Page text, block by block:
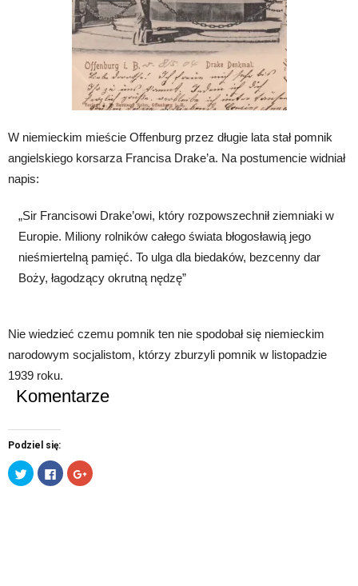
W niemieckim mieście Offenburg przez długie lata stał pomnik
angielskiego korsarza Francisa Drake’a. Na postumencie widniał
napis:
„Sir Francisowi Drake’owi, który rozpowszechnił ziemniaki w
Europie. Miliony rolników całego świata błogosławią jego
nieśmiertelną pamięć. To ulga dla biedaków, bezcenny dar
Boży, łagodzący okrutną nędzę”
Nie wiedzieć czemu pomnik ten nie spodobał się niemieckim
narodowym socjalistom, którzy zburzyli pomnik w listopadzie
1939 roku.
Komentarze
Podziel się:
Udostępnij
na
Twitterze(Otwiera
Click
to
share
Click
to